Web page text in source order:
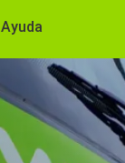
Ayuda